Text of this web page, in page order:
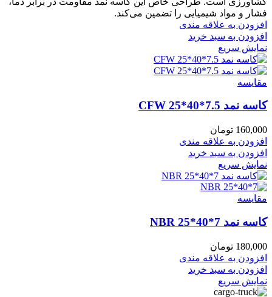
فشار و مواد شیمیایی را تضمین می‌کند.
افزودن به علاقه مندی
افزودن به سبد خرید
نمایش سریع
مقايسه
کاسه نمد CFW 25*40*7.5
160,000 تومان
افزودن به علاقه مندی
افزودن به سبد خرید
نمایش سریع
مقايسه
کاسه نمد NBR 25*40*7
180,000 تومان
افزودن به علاقه مندی
افزودن به سبد خرید
نمایش سریع